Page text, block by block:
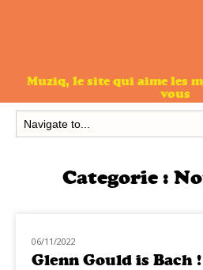
Muziq, le site qui aime les
vous
Categorie :
NOUVEAUTÉS
06/11/2022
Glenn Gould is Bach !